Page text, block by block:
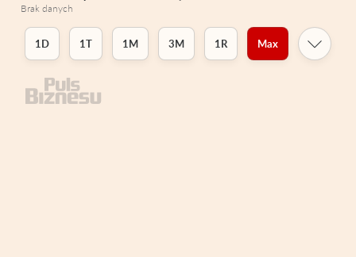
Brak danych
1D 1T 1M 3M 1R Max